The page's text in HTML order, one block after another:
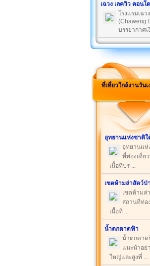
เฉวง เลควิว คอนโ
โรงแรมเฉว
(Chaweng
บรรยากาศ
ที่เที่ยวใกล้งานวันเ
อุทยานแห่งชาติใ
อุทยานแห่
ที่ท่องเที่ย
เนื้อที่ปร ...
เขตห้ามล่าสัตว์ป่
เขตห้ามล่
สถานที่ท่อ
เนื้อที่ ...
น้ำตกดาดฟ้า
น้ำตกดาด
แนะนำอย่
ใหญ่และสูงที่ ...